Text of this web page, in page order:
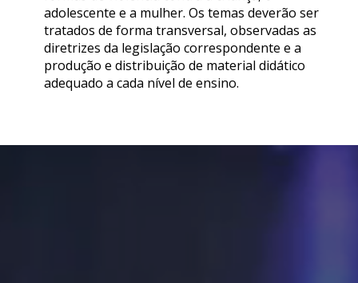
adolescente e a mulher. Os temas deverão ser
tratados de forma transversal, observadas as
diretrizes da legislação correspondente e a
produção e distribuição de material didático
adequado a cada nível de ensino.